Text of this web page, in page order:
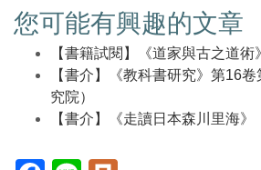
您可能有興趣的文章
【書籍試閱】《道家與古之道術》
【書介】《教科書研究》第16
究院）
【書介】《走讀日本森川里海》
Facebook(另
Line(另